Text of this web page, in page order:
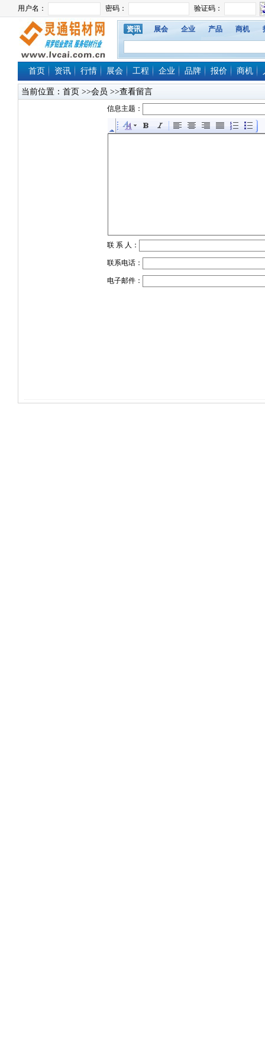
资讯 展会 企业 产品 商机
首页 资讯 行情 展会 工程 企业 品牌 报价 商机
当前位置： 首页 >>会员 >>查看留言
信息主题：
联 系 人：
联系电话：
电子邮件：